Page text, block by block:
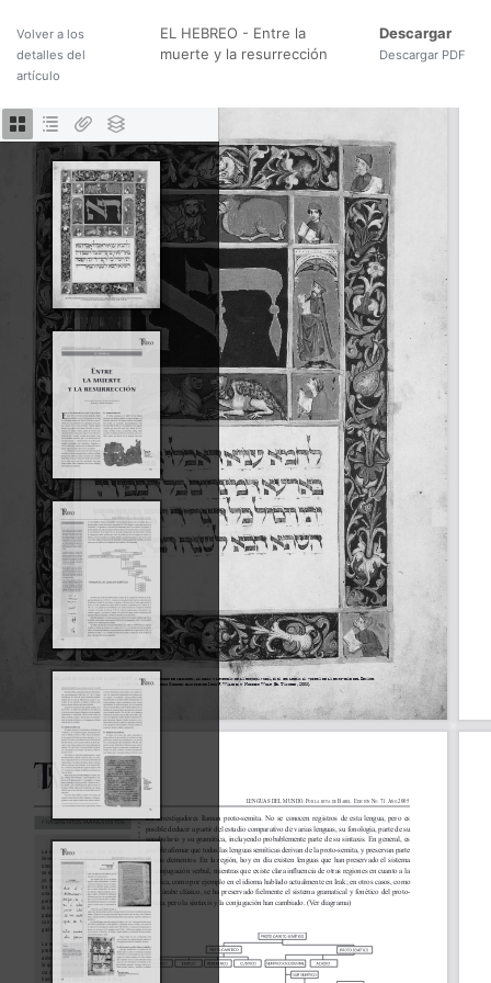
Volver a los
detalles del
artículo
EL HEBREO - Entre la
muerte y la resurrección
Descargar
Descargar PDF